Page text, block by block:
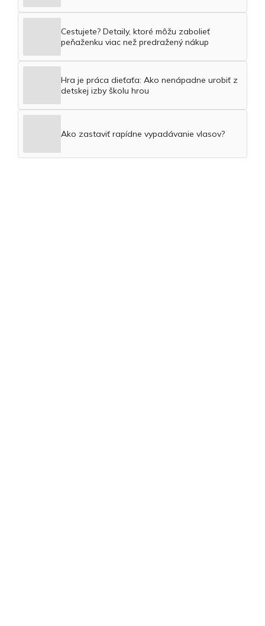
Cestujete? Detaily, ktoré môžu zabolieť
peňaženku viac než predražený nákup
Hra je práca dieťaťa: Ako nenápadne urobiť z
detskej izby školu hrou
Ako zastaviť rapídne vypadávanie vlasov?